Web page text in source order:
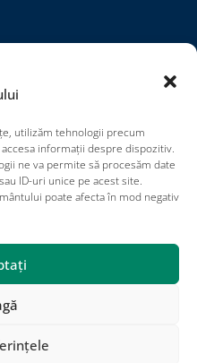
utilizăm tehnologii precum
informații despre dispozitiv.
ne va permite să procesăm date
ID-uri unice pe acest site.
poate afecta în mod negativ